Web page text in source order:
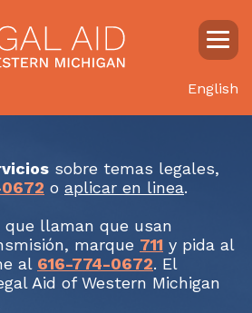
English
sobre temas legales,
o aplicar en linea.
que llaman que usan
marque 711 y pida al
al 616-774-0672. El
Aid of Western Michigan